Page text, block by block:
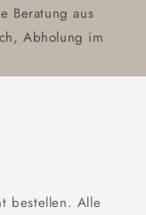
Beratung aus
Abholung im
bestellen. Alle